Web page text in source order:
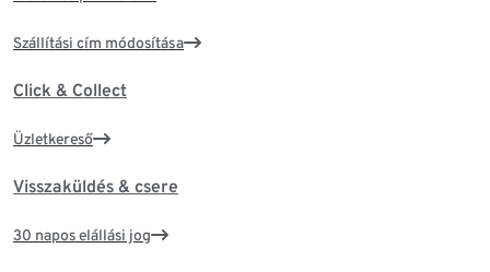
Szállítási cím módosítása
Click & Collect
Üzletkereső
Visszaküldés & csere
30 napos elállási jog